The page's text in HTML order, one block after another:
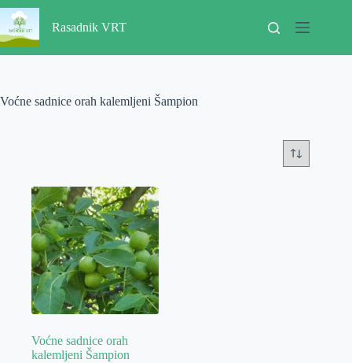
Skip
content
Rasadnik VRT
Voćne sadnice orah kalemljeni Šampion
Voćne sadnice orah
kalemljeni Šampion